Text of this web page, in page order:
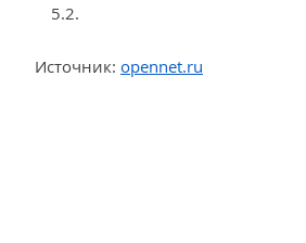
5.2.
Источник: opennet.ru